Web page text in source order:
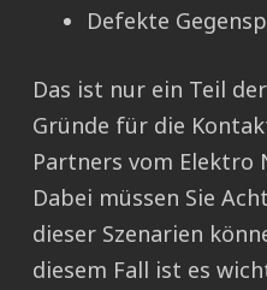
Defekte
Das ist nur ein Teil
Gründe für die
Partners vom Elektro
Dabei müssen Sie
dieser Szenarien
diesem Fall ist es